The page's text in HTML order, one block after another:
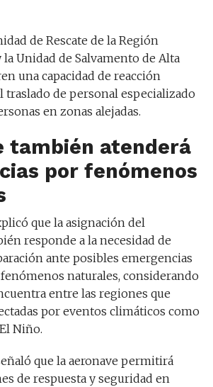
de Rescate de la Región
Unidad de Salvamento de Alta
una capacidad de reacción
traslado de personal especializado
en zonas alejadas.
también atenderá
por fenómenos
que la asignación del
responde a la necesidad de
ante posibles emergencias
naturales, considerando
entre las regiones que
por eventos climáticos como
Niño.
que la aeronave permitirá
de respuesta y seguridad en